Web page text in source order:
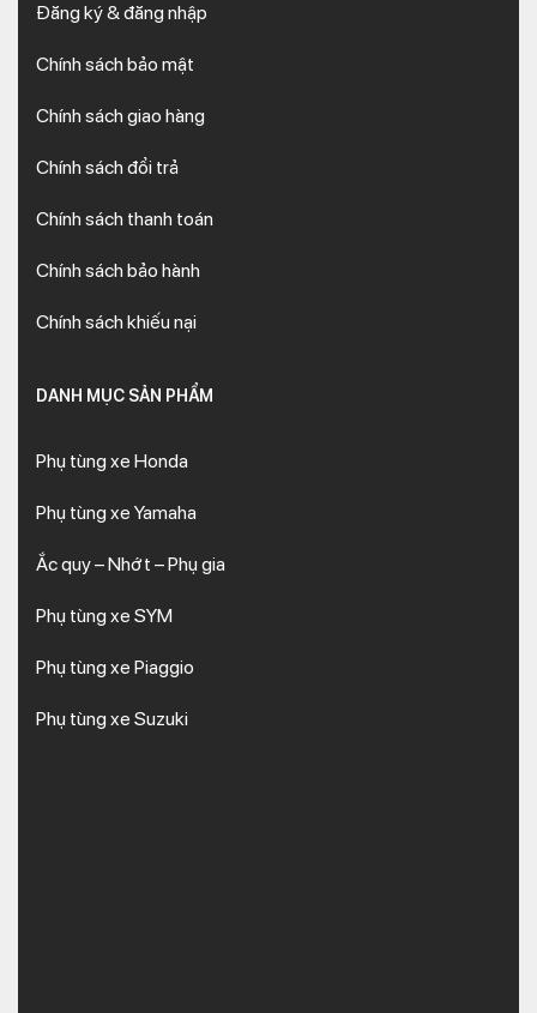
Đăng ký & đăng nhập
Chính sách bảo mật
Chính sách giao hàng
Chính sách đổi trả
Chính sách thanh toán
Chính sách bảo hành
Chính sách khiếu nại
DANH MỤC SẢN PHẨM
Phụ tùng xe Honda
Phụ tùng xe Yamaha
Ắc quy – Nhớt – Phụ gia
Phụ tùng xe SYM
Phụ tùng xe Piaggio
Phụ tùng xe Suzuki